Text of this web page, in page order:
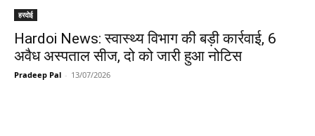
हरदोई
Hardoi News: स्वास्थ्य विभाग की बड़ी कार्रवाई, 6
अवैध अस्पताल सीज, दो को जारी हुआ नोटिस
Pradeep Pal - 13/07/2026